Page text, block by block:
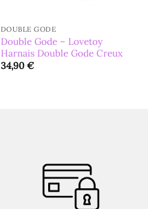
DOUBLE GODE
Double Gode – Lovetoy
Harnais Double Gode Creux
34,90€